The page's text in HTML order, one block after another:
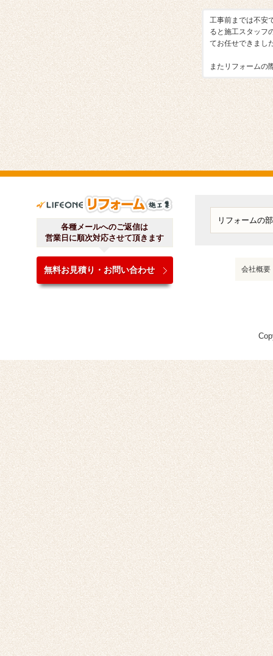
工事前までは不安
ると施工スタッフ
てお任せできまし
またリフォームの
各種メールへのご返信は
営業日に順次対応させて頂きます
無料お見積り・お問い合わせ 会社概要